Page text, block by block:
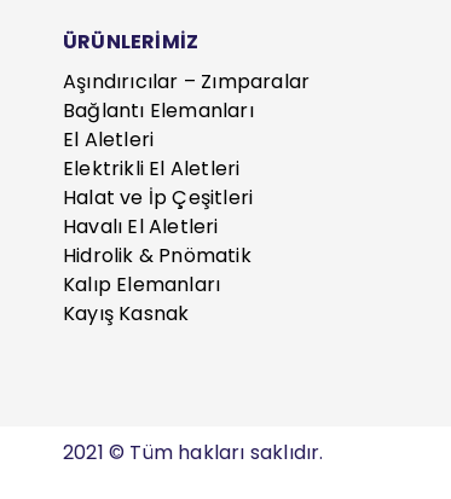
ÜRÜNLERİMİZ
Aşındırıcılar – Zımparalar
Bağlantı Elemanları
El Aletleri
Elektrikli El Aletleri
Halat ve İp Çeşitleri
Havalı El Aletleri
Hidrolik & Pnömatik
Kalıp Elemanları
Kayış Kasnak
2021 © Tüm hakları saklıdır.